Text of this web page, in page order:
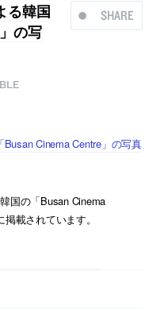
SHARE
る韓国
の写
Cinema Centre」の写真
国の「Busan Cinema
載されています。